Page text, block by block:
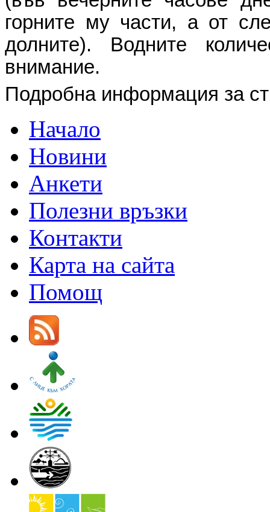
горните му части, а от
долните). Водните
внимание.
Подробна информация за
Начало
Новини
Анкети
Полезни връзки
Контакти
Карта на сайта
Помощ